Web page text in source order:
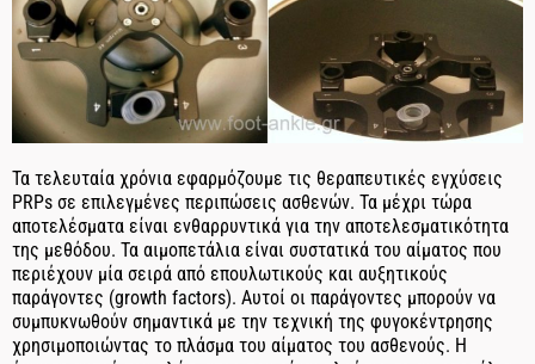
Τα τελευταία χρόνια εφαρμόζουμε τις θεραπευτικές εγχύσεις
PRPs σε επιλεγμένες περιπώσεις ασθενών. Τα μέχρι τώρα
αποτελέσματα είναι ενθαρρυντικά για την αποτελεσματικότητα
της μεθόδου. Τα αιμοπετάλια είναι συστατικά του αίματος που
περιέχουν μία σειρά από επουλωτικούς και αυξητικούς
παράγοντες (growth factors). Αυτοί οι παράγοντες μπορούν να
συμπυκνωθούν σημαντικά με την τεχνική της φυγοκέντρησης
χρησιμοποιώντας το πλάσμα του αίματος του ασθενούς. Η